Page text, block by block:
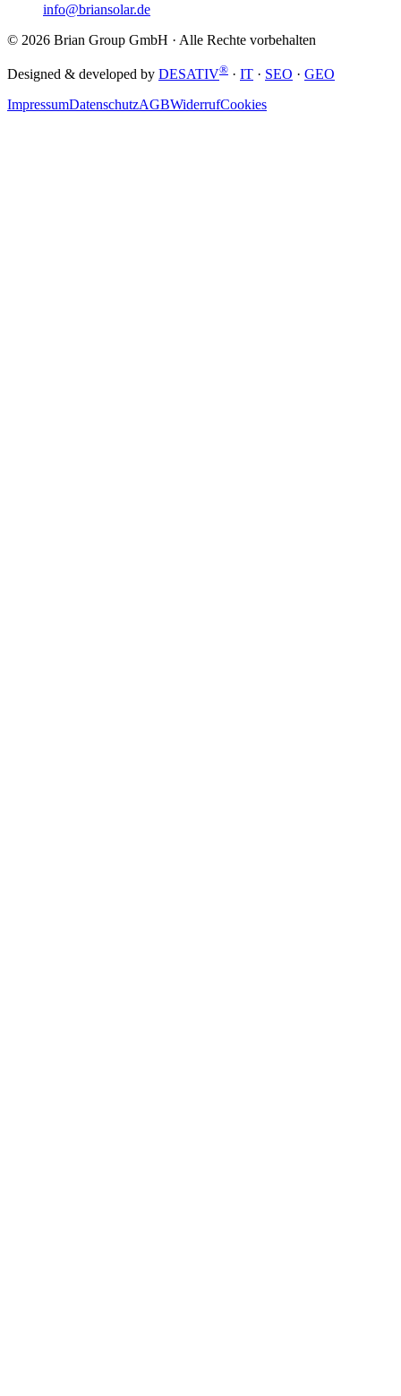
info@briansolar.de
© 2026 Brian Group GmbH · Alle Rechte vorbehalten
Designed & developed by DESATIV® · IT · SEO · GEO
ImpressumDatenschutzAGBWiderrufCookies